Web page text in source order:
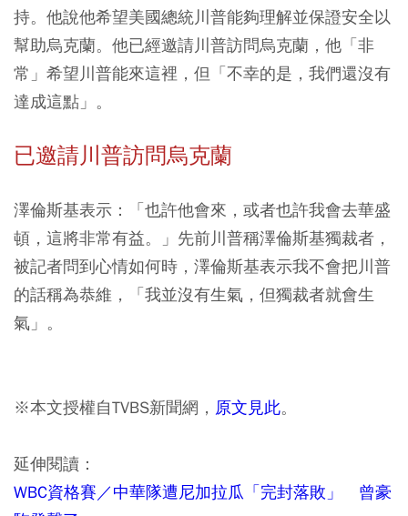
持。他說他希望美國總統川普能夠理解並保證安全以
幫助烏克蘭。他已經邀請川普訪問烏克蘭，他「非
常」希望川普能來這裡，但「不幸的是，我們還沒有
達成這點」。
已邀請川普訪問烏克蘭
澤倫斯基表示：「也許他會來，或者也許我會去華盛
頓，這將非常有益。」先前川普稱澤倫斯基獨裁者，
被記者問到心情如何時，澤倫斯基表示我不會把川普
的話稱為恭維，「我並沒有生氣，但獨裁者就會生
氣」。
※本文授權自TVBS新聞網， 原文見此。
延伸閱讀：
WBC資格賽／中華隊遭尼加拉瓜「完封落敗」 曾豪